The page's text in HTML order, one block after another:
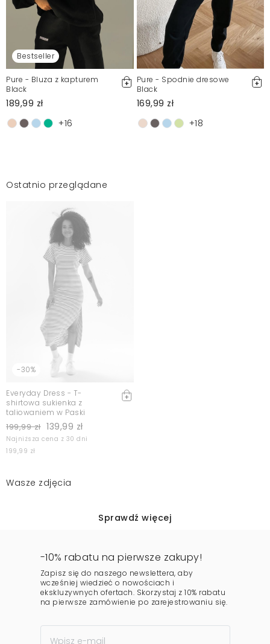
Bestseller
Pure - Bluza z kapturem
Black
189,99 zł
+16
Pure - Spodnie dresowe
Black
169,99 zł
+18
Ostatnio przeglądane
-30%
Everyday Dress - T-
shirtowa sukienka z
taliowaniem w Paski
199,99 zł 139,99 zł
Najniższa cena z 30 dni
199,99 zł
Wasze zdjęcia
Sprawdź więcej
-10% rabatu na pierwsze zakupy!
Zapisz się do naszego newslettera, aby
wcześniej wiedzieć o nowościach i
ekskluzywnych ofertach. Skorzystaj z 10% rabatu
na pierwsze zamówienie po zarejestrowaniu się.